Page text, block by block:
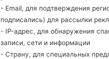
N986B. Код
операционной
прошить
- Email, для подтверждения
подписались) для рассылки
- IP-адрес, для обнаружения
записи, сети и информации
- Страну, для специальных